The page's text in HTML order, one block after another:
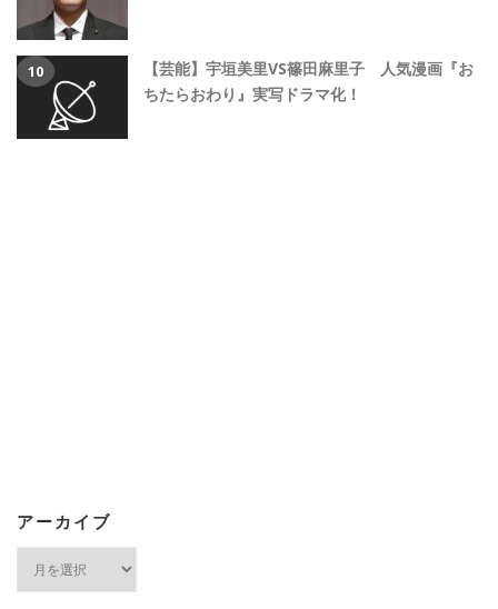
【芸能】宇垣美里VS篠田麻里子 人気漫画『お
ちたらおわり』実写ドラマ化！
アーカイブ